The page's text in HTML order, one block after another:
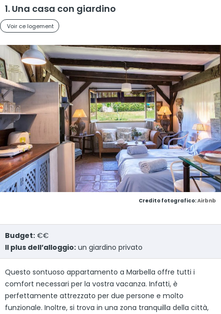
1. Una casa con giardino
Voir ce logement
Credito fotografico:Airbnb
Budget: €€
Il plus dell’alloggio: un giardino privato
Questo sontuoso appartamento a Marbella offre tutti i
comfort necessari per la vostra vacanza. Infatti, è
perfettamente attrezzato per due persone e molto
funzionale. Inoltre, si trova in una zona tranquilla della città,